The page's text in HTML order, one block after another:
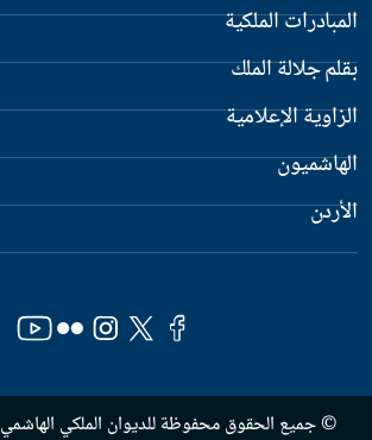
المبادرات الملكية
بقلم جلالة الملك
الزاوية الإعلامية
الهاشميون
الأردن
© جميع الحقوق محفوظة للديوان الملكي الهاشمي 2001 - 2026